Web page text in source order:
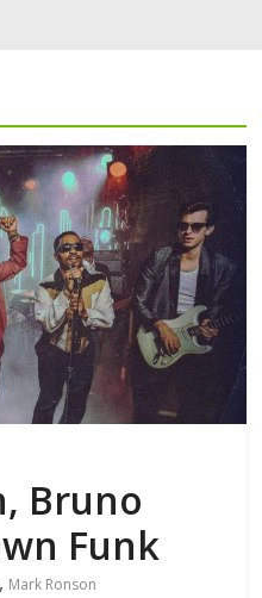
Bruno
Funk
, Mark Ronson